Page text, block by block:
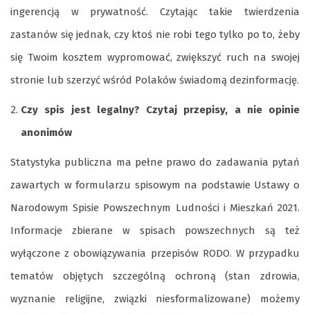
ingerencją w prywatność. Czytając takie twierdzenia
zastanów się jednak, czy ktoś nie robi tego tylko po to, żeby
się Twoim kosztem wypromować, zwiększyć ruch na swojej
stronie lub szerzyć wśród Polaków świadomą dezinformację.
Czy spis jest legalny? Czytaj przepisy, a nie opinie
anonimów
Statystyka publiczna ma pełne prawo do zadawania pytań
zawartych w formularzu spisowym na podstawie Ustawy o
Narodowym Spisie Powszechnym Ludności i Mieszkań 2021.
Informacje zbierane w spisach powszechnych są też
wyłączone z obowiązywania przepisów RODO. W przypadku
tematów objętych szczególną ochroną (stan zdrowia,
wyznanie religijne, związki niesformalizowane) możemy